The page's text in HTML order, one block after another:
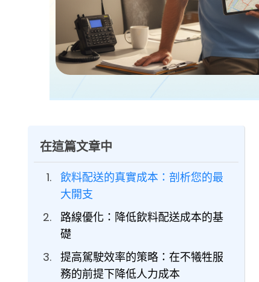
在這篇文章中
飲料配送的真實成本：剖析您的最
大開支
路線優化：降低飲料配送成本的基
礎
提高駕駛效率的策略：在不犧牲服
務的前提下降低人力成本